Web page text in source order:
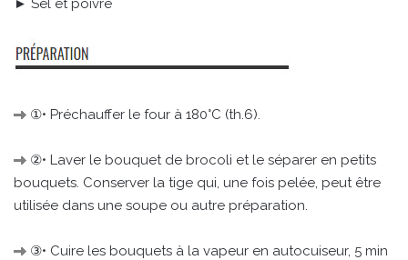
► Sel et poivre
①• Préchauffer le four à 180°C (th.6).
②• Laver le bouquet de brocoli et le séparer en petits
bouquets. Conserver la tige qui, une fois pelée, peut être
utilisée dans une soupe ou autre préparation.
③• Cuire les bouquets à la vapeur en autocuiseur, 5 min